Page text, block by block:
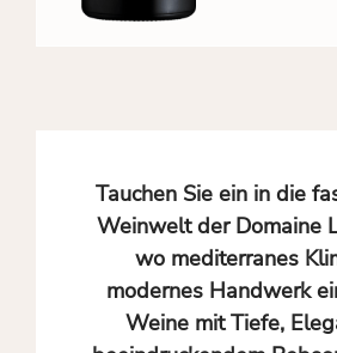
Tauchen Sie ein in die
Weinwelt der Domaine
wo mediterranes
modernes Handwerk
Weine mit Tiefe,